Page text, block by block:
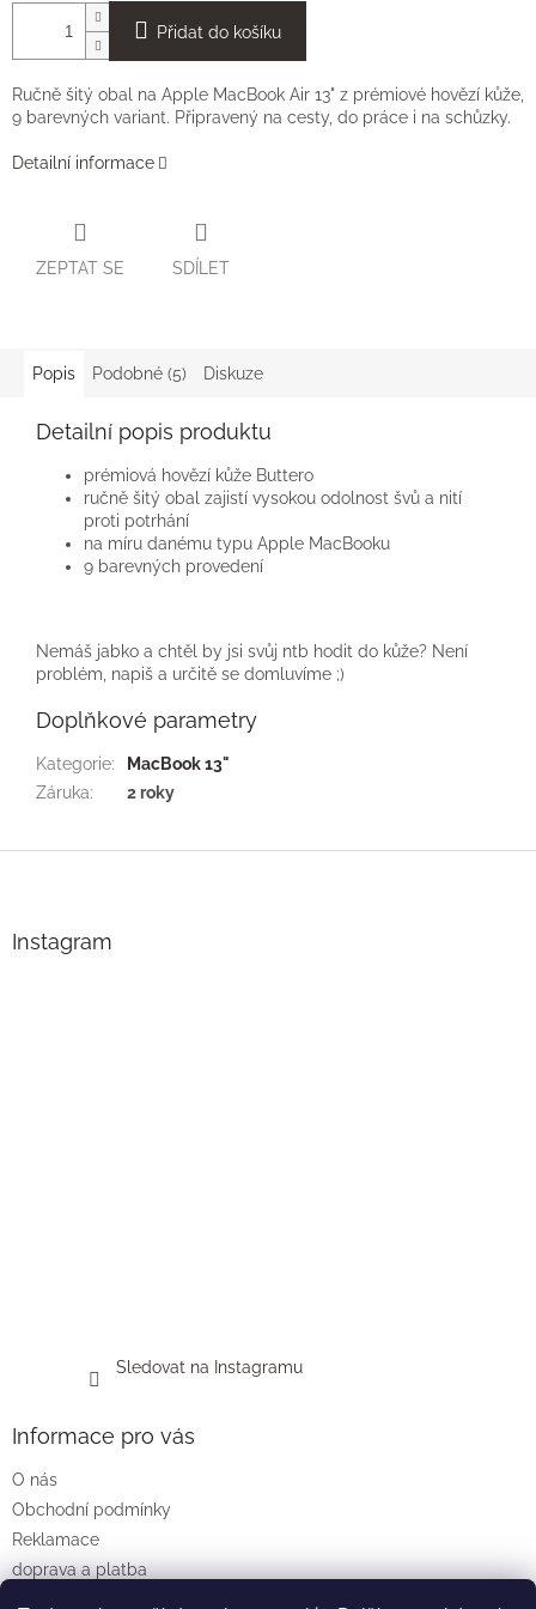
Přidat do košíku
Ručně šitý obal na Apple MacBook Air 13" z prémiové hovězí kůže,
9 barevných variant. Připravený na cesty, do práce i na schůzky.
Detailní informace
ZEPTAT SE SDÍLET
Popis Podobné (5) Diskuze
Detailní popis produktu
prémiová hovězí kůže Buttero
ručně šitý obal zajistí vysokou odolnost švů a nití
proti potrhání
na míru danému typu Apple MacBooku
9 barevných provedení
Nemáš jabko a chtěl by jsi svůj ntb hodit do kůže? Není
problém, napiš a určitě se domluvíme ;)
Doplňkové parametry
Kategorie:
MacBook 13"
Záruka: 2 roky
Instagram
Sledovat na Instagramu
Informace pro vás
O nás
Obchodní podmínky
Reklamace
doprava a platba